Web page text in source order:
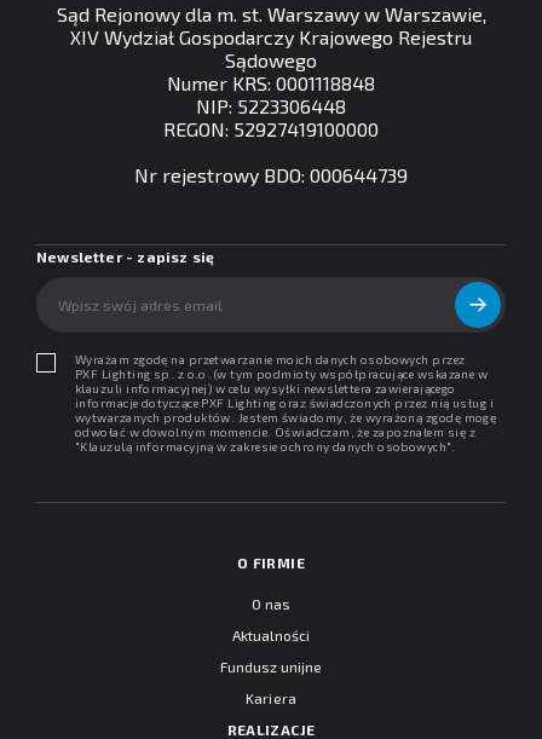
Sąd Rejonowy dla m. st. Warszawy w Warszawie,
XIV Wydział Gospodarczy Krajowego Rejestru
Sądowego
Numer KRS: 0001118848
NIP: 5223306448
REGON: 52927419100000
Nr rejestrowy BDO: 000644739
Newsletter - zapisz się
Wyrażam zgodę na przetwarzanie moich danych osobowych przez
PXF Lighting sp. z o.o. (w tym podmioty współpracujące wskazane w
klauzuli informacyjnej) w celu wysyłki newslettera zawierającego
informacje dotyczące PXF Lighting oraz świadczonych przez nią usług i
wytwarzanych produktów. Jestem świadomy, że wyrażoną zgodę mogę
odwołać w dowolnym momencie. Oświadczam, że zapoznałem się z
"Klauzulą informacyjną w zakresie ochrony danych osobowych".
O FIRMIE
O nas
Aktualności
Fundusz unijne
Kariera
REALIZACJE